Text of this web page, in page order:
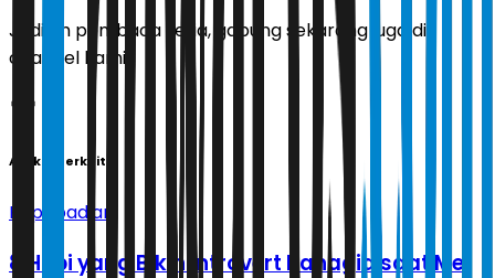
Jadilah pembaca setia, gabung sekarang juga di
channel kami!
Artikel Terkait
Kepribadian
8 Hobi yang Bikin Introvert Bahagia saat Me